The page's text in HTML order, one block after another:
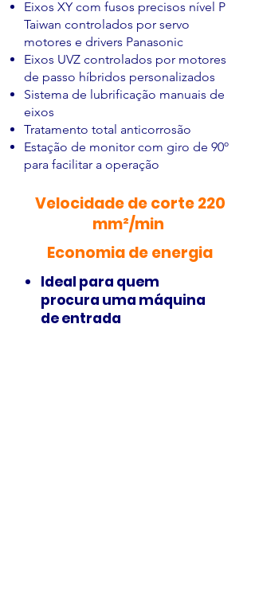
Eixos XY com fusos precisos nível P
Taiwan controlados por servo
motores e drivers Panasonic
Eixos UVZ controlados por motores
de passo híbridos personalizados
Sistema de lubrificação manuais de
eixos
Tratamento total anticorrosão
Estação de monitor com giro de 90º
para facilitar a operação
Velocidade de corte 220
mm²/min
Economia de energia
Ideal para quem
procura uma máquina
de entrada